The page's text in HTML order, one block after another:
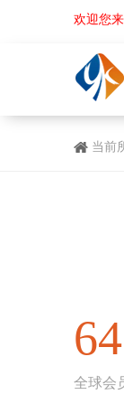
欢迎您
当前
64
全球会